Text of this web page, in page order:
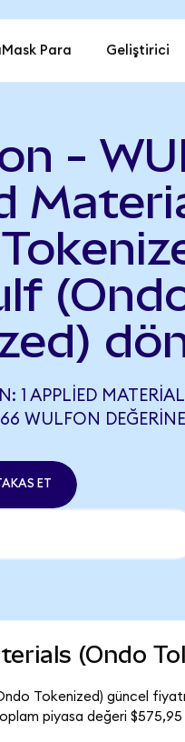
Para Geliştirici
-
1 APPLIED
WULFON
ET
(Ondo
Tokenized) güncel
piyasa değeri $575,95